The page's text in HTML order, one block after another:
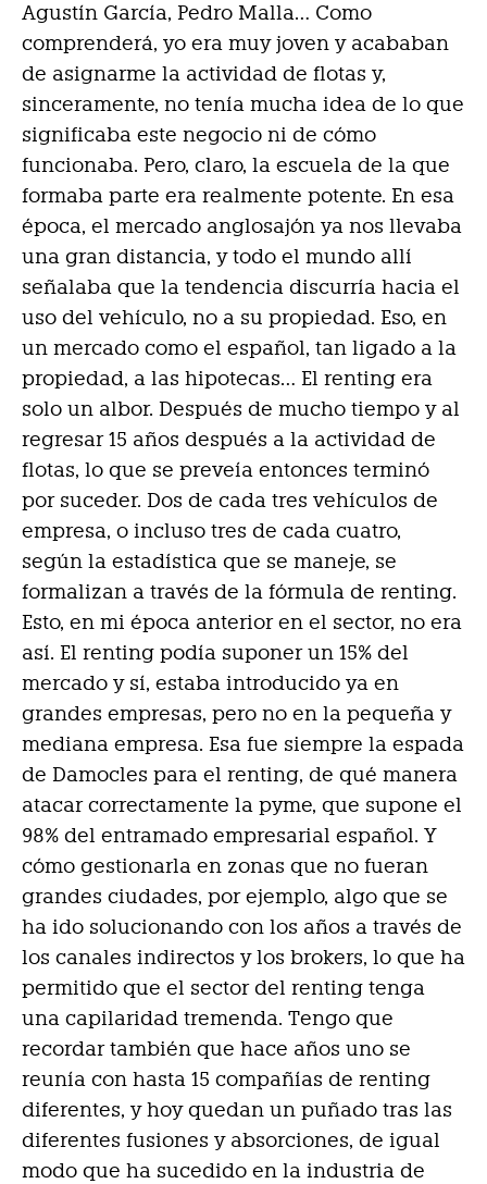
Agustín García, Pedro Malla… Como
comprenderá, yo era muy joven y acababan
de asignarme la actividad de flotas y,
sinceramente, no tenía mucha idea de lo que
significaba este negocio ni de cómo
funcionaba. Pero, claro, la escuela de la que
formaba parte era realmente potente. En esa
época, el mercado anglosajón ya nos llevaba
una gran distancia, y todo el mundo allí
señalaba que la tendencia discurría hacia el
uso del vehículo, no a su propiedad. Eso, en
un mercado como el español, tan ligado a la
propiedad, a las hipotecas… El renting era
solo un albor. Después de mucho tiempo y al
regresar 15 años después a la actividad de
flotas, lo que se preveía entonces terminó
por suceder. Dos de cada tres vehículos de
empresa, o incluso tres de cada cuatro,
según la estadística que se maneje, se
formalizan a través de la fórmula de renting.
Esto, en mi época anterior en el sector, no era
así. El renting podía suponer un 15% del
mercado y sí, estaba introducido ya en
grandes empresas, pero no en la pequeña y
mediana empresa. Esa fue siempre la espada
de Damocles para el renting, de qué manera
atacar correctamente la pyme, que supone el
98% del entramado empresarial español. Y
cómo gestionarla en zonas que no fueran
grandes ciudades, por ejemplo, algo que se
ha ido solucionando con los años a través de
los canales indirectos y los brokers, lo que ha
permitido que el sector del renting tenga
una capilaridad tremenda. Tengo que
recordar también que hace años uno se
reunía con hasta 15 compañías de renting
diferentes, y hoy quedan un puñado tras las
diferentes fusiones y absorciones, de igual
modo que ha sucedido en la industria de